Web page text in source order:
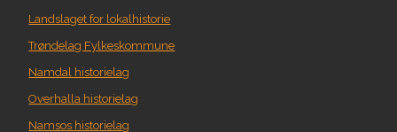
Landslaget for lokalhistorie
Trøndelag Fylkeskommune
Namdal historielag
Overhalla historielag
Namsos historielag